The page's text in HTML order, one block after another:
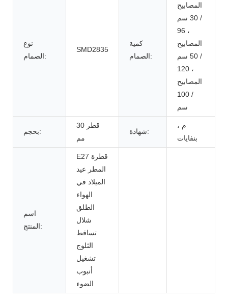
نوع
الصمام:
SMD2835
كمية
الصمام:
المصابيح
/ 30 سم
، 96
المصابيح
/ 50 سم
، 120
المصابيح
/ 100
سم
بحجم:
قطر 30
مم
شهادة:
م ،
بنفايات
اسم
المنتج:
E27 قطرة
المطر عيد
الميلاد في
الهواء
الطلق
شلال
تساقط
الثلوج
تشغيل
أنبوب
الضوء